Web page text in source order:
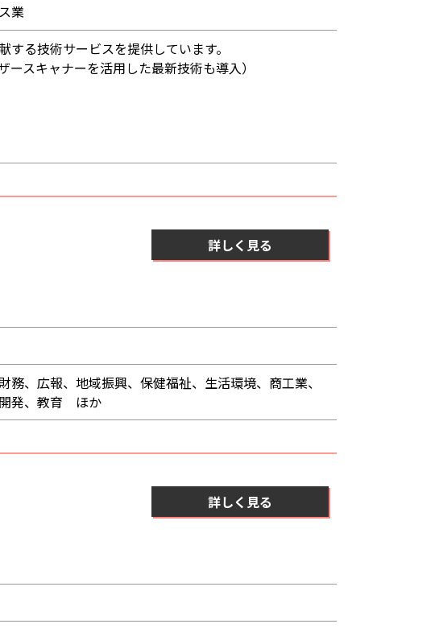
業
る技術サービスを提供しています。
ースキャナーを活用した最新技術も導入）
詳しく見る
務、広報、地域振興、保健福祉、生活環境、商工業、
発、教育 ほか
詳しく見る